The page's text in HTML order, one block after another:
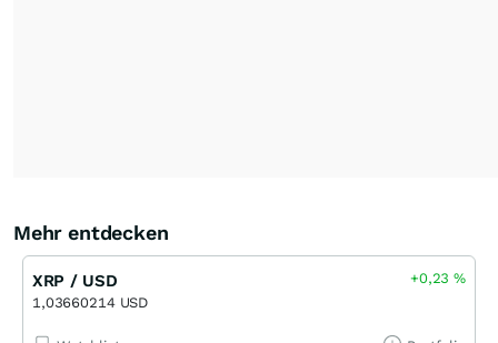
Mehr entdecken
XRP / USD
1,03660214 USD
+0,23%